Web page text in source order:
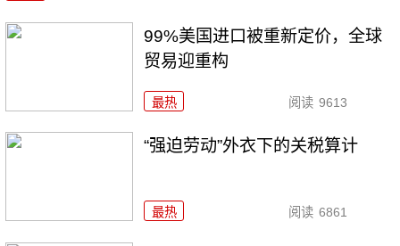
99%美国进口被重新定价，全球
贸易迎重构
最热 阅读 9613
“强迫劳动”外衣下的关税算计
最热 阅读 6861